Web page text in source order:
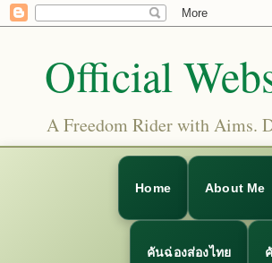
Official
A Freedom Rider with Aims.
Home About Me
คันฉ่องส่องไทย